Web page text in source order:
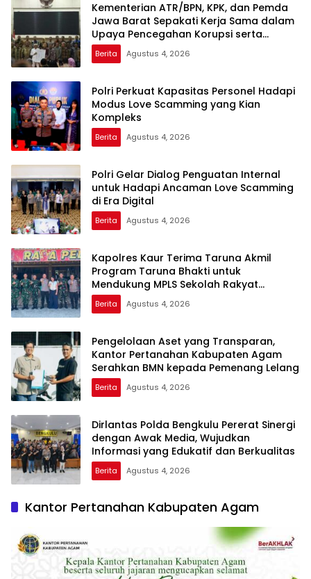
Kementerian ATR/BPN, KPK, dan Pemda
Jawa Barat Sepakati Kerja Sama dalam
Upaya Pencegahan Korupsi serta
Penguatan Ekonomi Daerah
Berita Agustus 4, 2026
Polri Perkuat Kapasitas Personel Hadapi
Modus Love Scamming yang Kian
Kompleks
Berita Agustus 4, 2026
Polri Gelar Dialog Penguatan Internal
untuk Hadapi Ancaman Love Scamming
di Era Digital
Berita Agustus 4, 2026
Kapolres Kaur Terima Taruna Akmil
Program Taruna Bhakti untuk
Mendukung MPLS Sekolah Rakyat
Kabupaten Kaur
Berita Agustus 4, 2026
Pengelolaan Aset yang Transparan,
Kantor Pertanahan Kabupaten Agam
Serahkan BMN kepada Pemenang Lelang
Berita Agustus 4, 2026
Dirlantas Polda Bengkulu Pererat Sinergi
dengan Awak Media, Wujudkan
Informasi yang Edukatif dan Berkualitas
Berita Agustus 4, 2026
Kantor Pertanahan Kabupaten Agam